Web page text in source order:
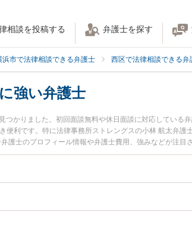
相談を投稿する 弁護士を探す
浜市で法律相談できる弁護士 西区で法律相談できる弁
強い弁護士
かりました。初回面談無料や休日面談に対応している
便利です。特に法律事務所ストレングスの小林 航太弁
護士のプロフィール情報や弁護士費用、強みなどが注目
者の詐欺被害のトラブル解決の実績豊富な近くの弁護
りの相談者さんにおすすめです。